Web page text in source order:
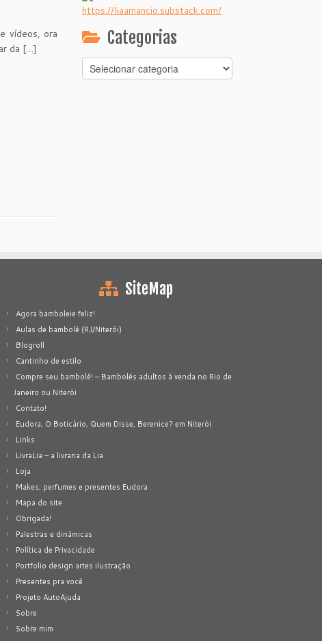
vídeos, ora
da […]
https://liaamancio.substack.com/
Categorias
Categorias
SiteMap
Agora bamboleie feliz!
Aulas de bambolê (RJ/Niterói)
Blogroll
Cantinho de estilo
Compre seu bambolê! – Bambolês adultos à venda no Rio de
Janeiro ou Niterói
Contato!
Eudora, O Boticário, Quem Disse, Berenice? em Niterói
Links
LivraLia – a livraria da Lia
Loja
Makes, perfumes e presentes Eudora
Mapa do site
Obrigada!
Palestras e dinâmicas
Política de Privacidade
Portfolio design artes ilustração
Presentes pra você
Projeto AutoAjuda
Sobre
Sobre mim